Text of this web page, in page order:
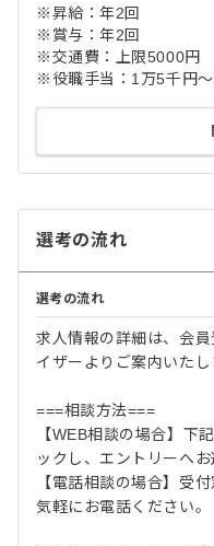
※昇給：年2回
※賞与：年2回
※交通費：上限5000円
※役職手当：1万5千円
選考の流れ
選考の流れ
求人情報の詳細は、会
イザーよりご案内いたし
===相談方法===
【WEB相談の場合】下
ックし、エントリーへお
【電話相談の場合】受
気軽にお電話ください。